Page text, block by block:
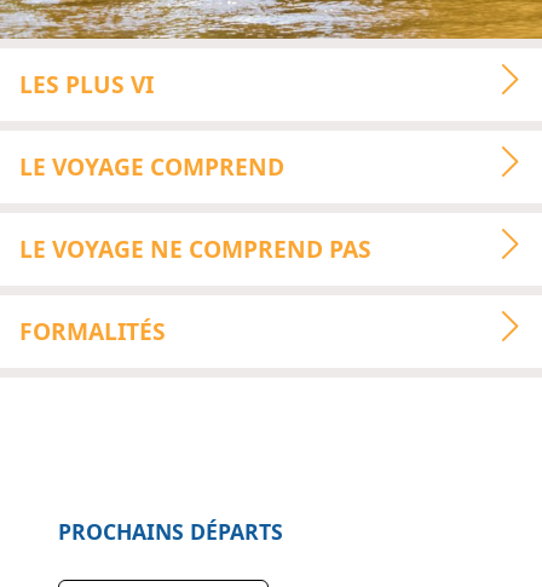
LES PLUS VI
LE VOYAGE COMPREND
LE VOYAGE NE COMPREND PAS
FORMALITÉS
PROCHAINS DÉPARTS